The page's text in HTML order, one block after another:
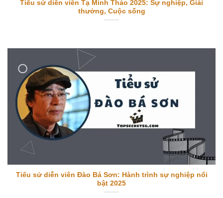
Tiểu sử diễn viên Tạ Minh Thảo 2025: Sự nghiệp, Giải
thưởng, Cuộc sống
Tiểu sử diễn viên Đào Bá Sơn: Hành trình sự nghiệp nổi
bật 2025